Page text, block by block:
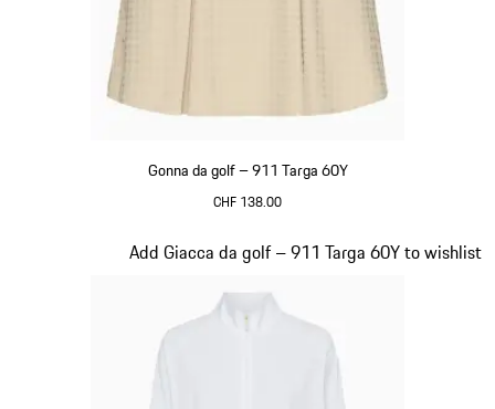
Gonna da golf – 911 Targa 60Y
CHF 138.00
Add Giacca da golf – 911 Targa 60Y to wishlist
Diapositiva 19 di 20